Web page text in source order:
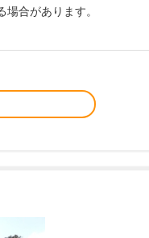
合があります。